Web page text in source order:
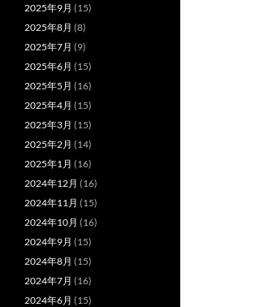
2025年9月 (15)
2025年8月 (8)
2025年7月 (9)
2025年6月 (15)
2025年5月 (16)
2025年4月 (15)
2025年3月 (15)
2025年2月 (14)
2025年1月 (16)
2024年12月 (16)
2024年11月 (15)
2024年10月 (16)
2024年9月 (15)
2024年8月 (15)
2024年7月 (16)
2024年6月 (15)